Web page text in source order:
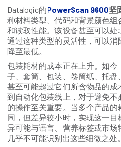
Datalogic的PowerScan9600坚
种材料类型、代码和背景颜色
和读取性能。该设备甚至可以处
通过这种类型的灵活性，可以
降至最低。
包装耗材的成本正在上升。如
子、套筒、包装、卷筒纸、托
甚至可能超过它们所含物品的
到自动化包装线上，对于避免
的操作至关重要。当多个产品
同，但差异较小时，实现这一
异可能与语言、营养标签或市场
几乎不可能识别出这些细微之处